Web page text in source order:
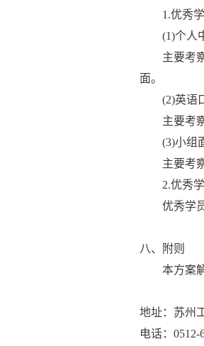
1.优秀
(1)个人
主要考
面。
(2)英语
主要考
(3)小组
主要考
2.优秀
优秀学
八、附则
本方案
地址：苏州
电话：0512-